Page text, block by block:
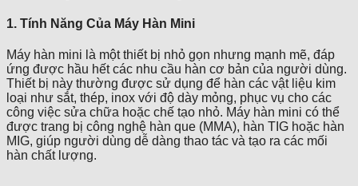
1. Tính Năng Của Máy Hàn Mini
Máy hàn mini là một thiết bị nhỏ gọn nhưng mạnh mẽ, đáp
ứng được hầu hết các nhu cầu hàn cơ bản của người dùng.
Thiết bị này thường được sử dụng để hàn các vật liệu kim
loại như sắt, thép, inox với độ dày mỏng, phục vụ cho các
công việc sửa chữa hoặc chế tạo nhỏ. Máy hàn mini có thể
được trang bị công nghệ hàn que (MMA), hàn TIG hoặc hàn
MIG, giúp người dùng dễ dàng thao tác và tạo ra các mối
hàn chất lượng.